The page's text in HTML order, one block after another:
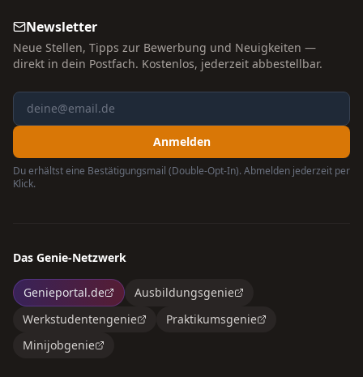
Newsletter
Neue Stellen, Tipps zur Bewerbung und Neuigkeiten —
direkt in dein Postfach. Kostenlos, jederzeit abbestellbar.
Anmelden
Du erhältst eine Bestätigungsmail (Double-Opt-In). Abmelden jederzeit per
Klick.
Das Genie-Netzwerk
Genieportal.de
Ausbildungsgenie
Werkstudentengenie
Praktikumsgenie
Minijobgenie